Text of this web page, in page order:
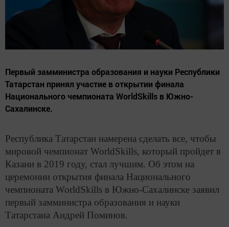
Первый замминистра образования и науки Республики
Татарстан принял участие в открытии финала
Национального чемпионата WorldSkills в Южно-
Сахалинске.
Республика Татарстан намерена сделать все, чтобы
мировой чемпионат WorldSkills, который пройдет в
Казани в 2019 году, стал лучшим. Об этом на
церемонии открытия финала Национального
чемпионата WorldSkills в Южно-Сахалинске заявил
первый замминистра образования и науки
Татарстана Андрей Поминов.